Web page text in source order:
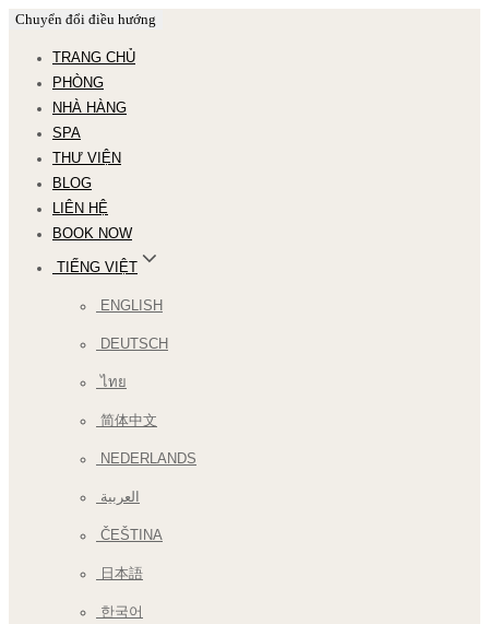
Chuyển đổi điều hướng
TRANG CHỦ
PHÒNG
NHÀ HÀNG
SPA
THƯ VIỆN
BLOG
LIÊN HỆ
BOOK NOW
TIẾNG VIỆT
ENGLISH
DEUTSCH
ไทย
简体中文
NEDERLANDS
العربية
ČEŠTINA
日本語
한국어